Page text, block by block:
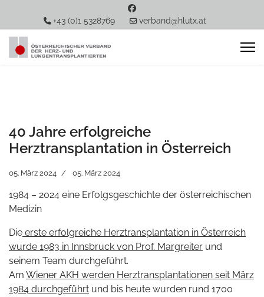
+43 (0)1 5328769 verband@hlutx.at
40 Jahre erfolgreiche
Herztransplantation in Österreich
05. März 2024 05. März 2024
1984 – 2024 eine Erfolgsgeschichte der österreichischen
Medizin
Die erste erfolgreiche Herztransplantation in Österreich
wurde 1983 in Innsbruck von Prof. Margreiter und
seinem Team durchgeführt.
Am Wiener AKH werden Herztransplantationen seit März
1984 durchgeführt und bis heute wurden rund 1700